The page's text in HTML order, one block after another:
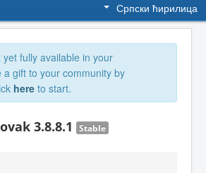
Српски ћирилица
fully available in your
a gift to your community by
here to start.
3.8.8.1 Stable